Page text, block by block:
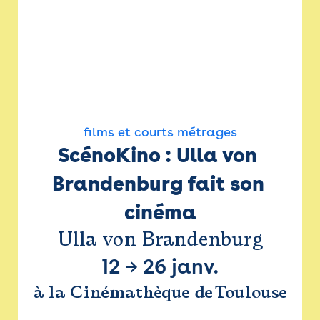
films et courts métrages
ScénoKino : Ulla von
Brandenburg fait son
cinéma
Ulla von Brandenburg
12 → 26 janv.
à la Cinémathèque de Toulouse